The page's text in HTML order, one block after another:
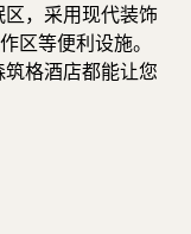
，采用现代装饰
区等便利设施。
格酒店都能让您